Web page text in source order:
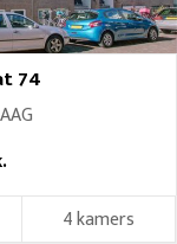
74
4 kamers